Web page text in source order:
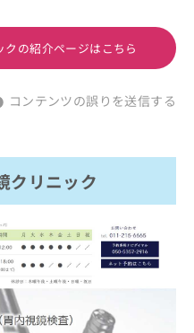
の紹介ページはこちら
コンテンツの誤りを送信する
クリニック